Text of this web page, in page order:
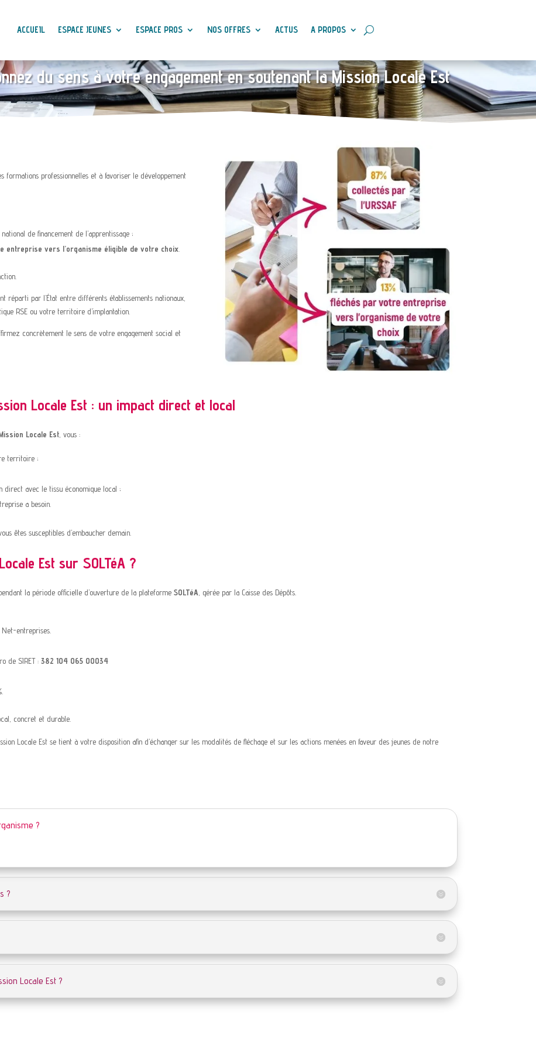
ACCUEIL ESPACE JEUNES ESPACE PROS NOS OFFRES ACTUS A PROPOS
du sens à votre engagement en soutenant la Mission Locale Est
formations professionnelles et à favoriser le développement
de financement de l’apprentissage ;
entreprise vers l’organisme éligible de votre choix
réparti par l’État entre différents établissements nationaux,
RSE ou votre territoire d’implantation.
concrètement le sens de votre engagement social et
Locale Est : un impact direct et local
Locale Est , vous :
territoire ;
direct avec le tissu économique local ;
a besoin.
êtes susceptibles d’embaucher demain.
Est sur SOLTéA ?
la période officielle d’ouverture de la plateformeSOLTéA , gérée par la Caisse des Dépôts.
entreprises.
de SIRET :382 104 065 00034
concret et durable.
Locale Est se tient à votre disposition afin d’échanger sur les modalités de fléchage et sur les actions menées en faveur des jeunes de notre
?
?
Locale Est ?